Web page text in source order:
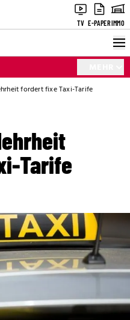
TV E-PAPERIMMO
fordert fixe Taxi-Tarife
Tarife